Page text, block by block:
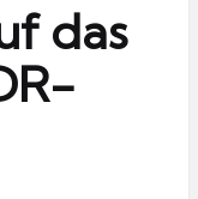
das